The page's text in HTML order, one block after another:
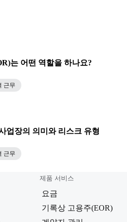
는 어떤 역할을 하나요?
근무
업장의 의미와 리스크 유형
근무
제품 서비스
요금
기록상 고용주(EOR)